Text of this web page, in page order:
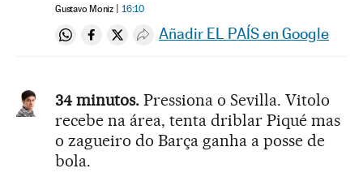
Gustavo Moniz 16:10
Compartir en Whatsapp
Compartir en Facebook
Compartir en Twitter
Desplegar Redes Sociales
Añadir EL PAÍS en Google
34 minutos. Pressiona o Sevilla. Vitolo
recebe na área, tenta driblar Piqué mas
o zagueiro do Barça ganha a posse de
bola.